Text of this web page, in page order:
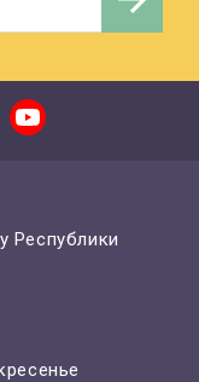
Республики